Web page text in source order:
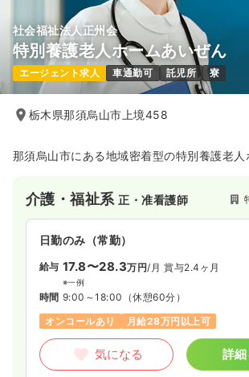
社会福祉法人正州会
特別養護老人ホームあいぜん
エージェント求人 車通勤可 託児所 寮
栃木県那須烏山市上境458
那須烏山市にある地域密着型の特別養護老人
介護・福祉系正・准看護師
日勤のみ（常勤）
給与 17.8〜28.3万円/月 賞与2.4ヶ月
※一例
時間 9:00～18:00 （休憩60分）
オンコールあり
月給28万円以上可
気になる 詳